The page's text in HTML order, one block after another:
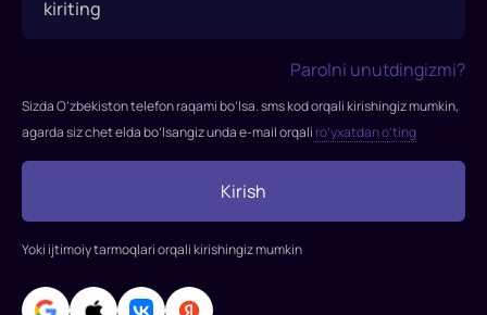
olingan.
Rejissor:
Yuriy
Rollarda:
Maksim
Anna
Parolni unutdingizmi?
Sizda O’zbekiston telefon raqami bo’lsa. sms kod orqali kirishingiz mumkin,
agarda siz chet elda bo’lsangiz unda e-mail orqali ro’yxatdan o’ting
Kirish
Yoki ijtimoiy tarmoqlari orqali kirishingiz mumkin